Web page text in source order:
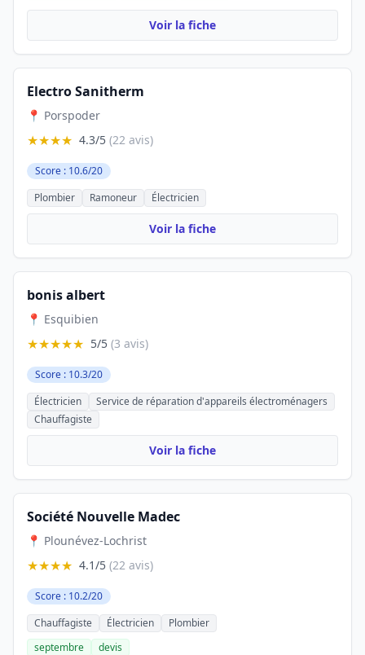
Voir la fiche
Electro Sanitherm
📍 Porspoder
★★★★ 4.3/5 (22 avis)
Score : 10.6/20
Plombier
Ramoneur Électricien
Voir la fiche
bonis albert
📍 Esquibien
★★★★★ 5/5 (3 avis)
Score : 10.3/20
Électricien
Service de réparation d'appareils électroménagers
Chauffagiste
Voir la fiche
Société Nouvelle Madec
📍 Plounévez-Lochrist
★★★★ 4.1/5 (22 avis)
Score : 10.2/20
Chauffagiste
Électricien
Plombier
septembre
devis